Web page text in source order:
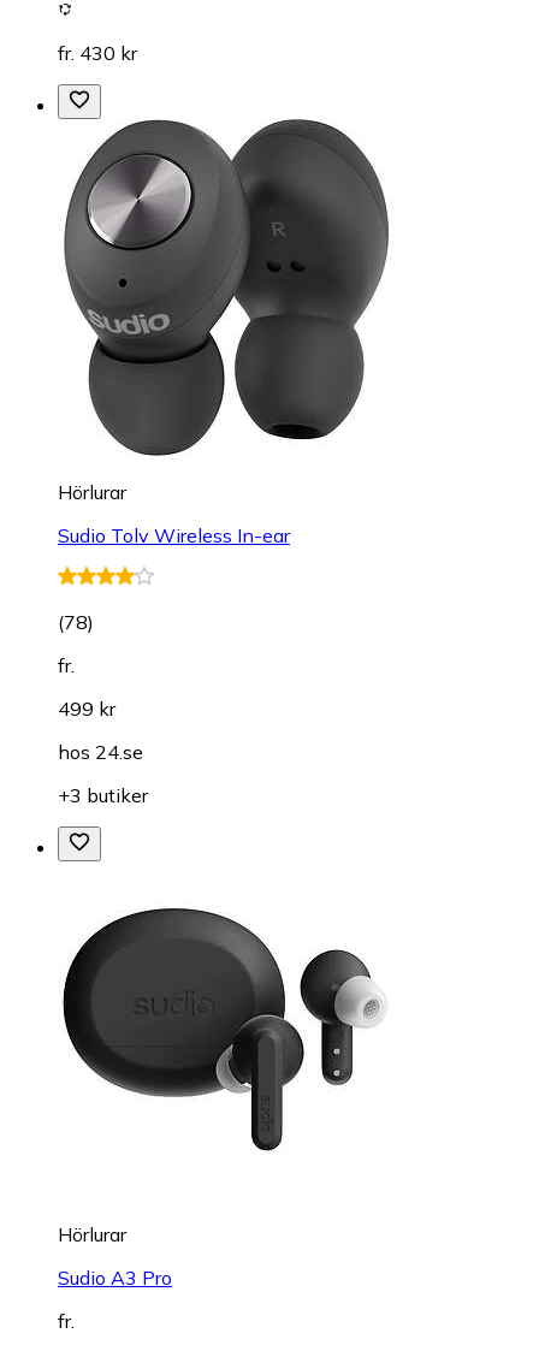
fr. 430 kr
Hörlurar
Sudio Tolv Wireless In-ear
(78)
fr.
499 kr
hos 24.se
+3 butiker
Hörlurar
Sudio A3 Pro
fr.